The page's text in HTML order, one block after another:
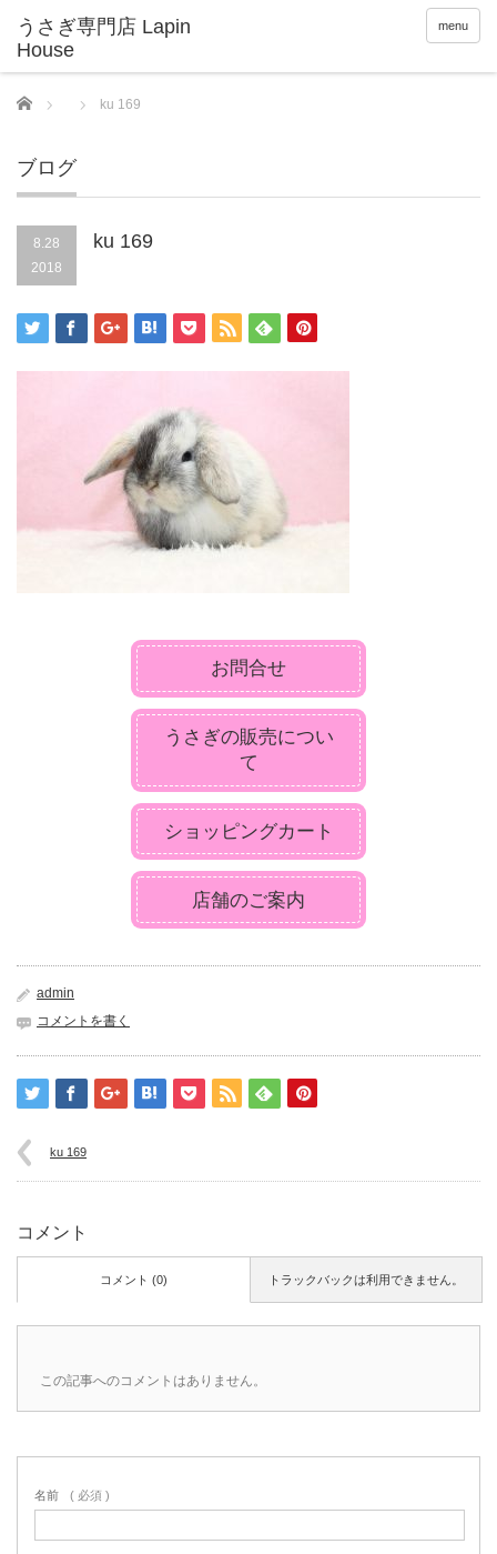
menu
Home ku 169
ブログ
8.28
2018
ku 169
お問合せ
うさぎの販売につい
て
ショッピングカート
店舗のご案内
admin
コメントを書く
ku 169
コメント
トラックバックは利用できません。
コメント (0)
この記事へのコメントはありません。
名前 ( 必須 )